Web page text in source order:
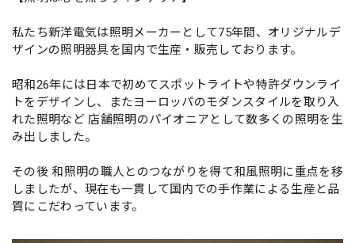
私たち新洋電気は照明メーカーとして75年間、オリジナルデ
ザインの照明器具を国内で生産・販売しております。
昭和26年には日本で初めてスポットライトや特許ダウンライ
トをデザインし、またヨーロッパのモダンスタイルを取り入
れた照明など 店舗照明のパイオニアとして数多くの照明を生
み出しました。
その後 和照明の職人とのつながりを得て和風照明に重点を移
しましたが、現在も一貫して国内での手作業による生産と品
質にこだわっています。